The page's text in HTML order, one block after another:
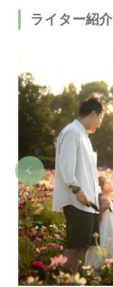
ライター紹介